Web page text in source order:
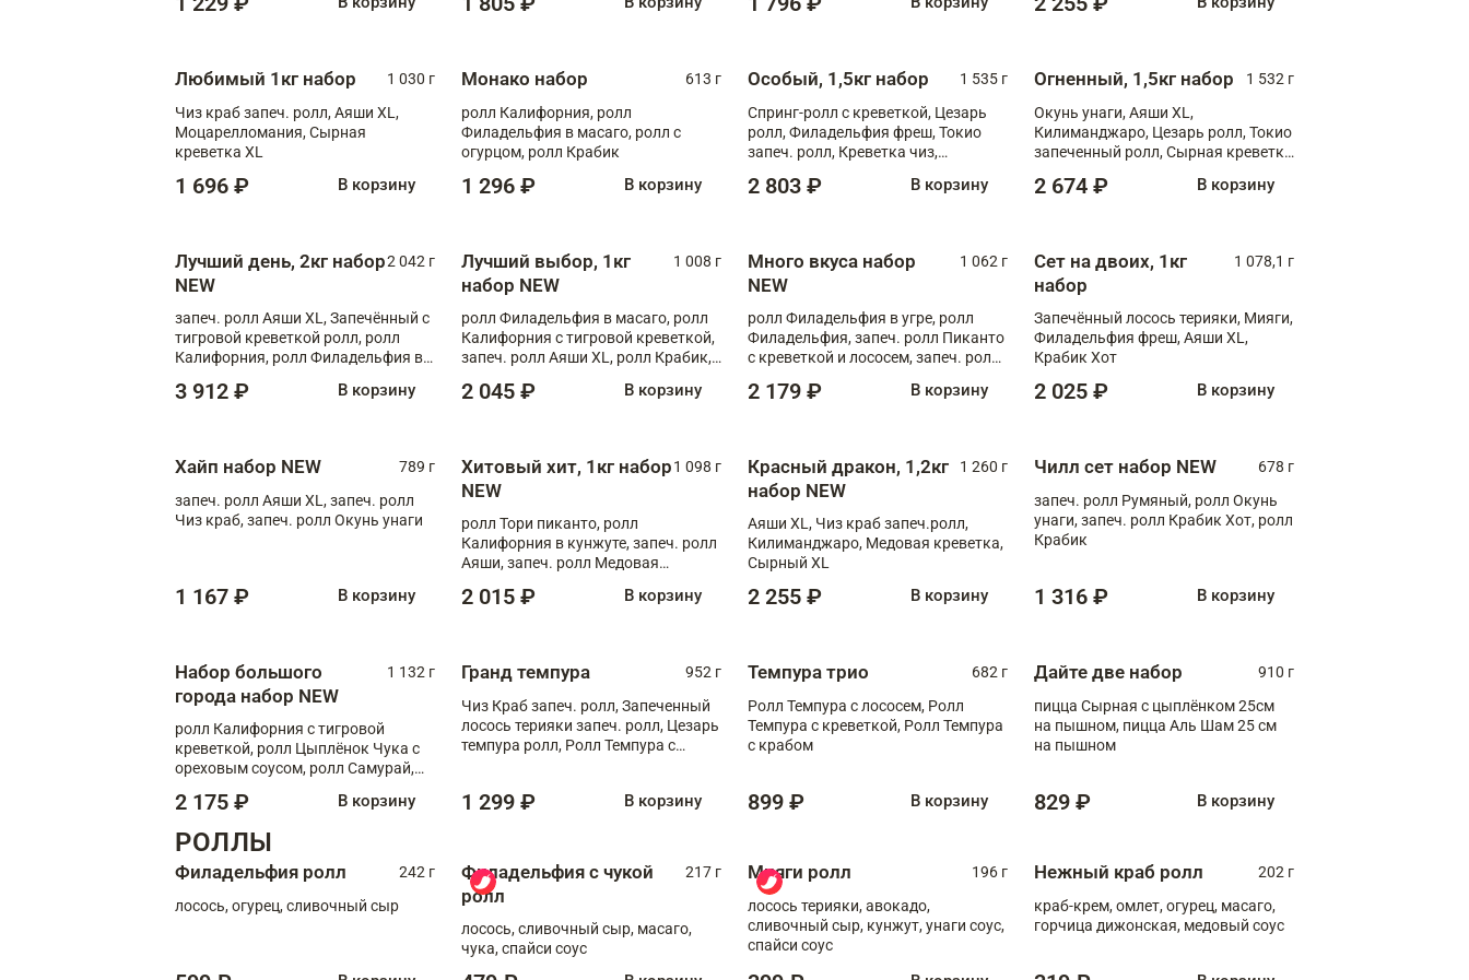
XL, запеч. ролл Крабик Хот
Любимый 1кг набор
1 030 г
Чиз краб запеч. ролл, Аяши XL,
Моцарелломания, Сырная
креветка XL
1 696 ₽ В корзину
Монако набор
613 г
ролл Калифорния, ролл
Филадельфия в масаго, ролл с
огурцом, ролл Крабик
1 296 ₽ В корзину
Особый, 1,5кг набор
1 535 г
Спринг-ролл с креветкой, Цезарь
ролл, Филадельфия фреш, Токио
запеч. ролл, Креветка чиз,
Флорида
2 803 ₽ В корзину
Огненный, 1,5кг набор
1 532 г
Окунь унаги, Аяши XL,
Килиманджаро, Цезарь ролл, Токио
запеченный ролл, Сырная креветка
2 674 ₽ В корзину
Лучший день, 2кг набор
NEW
2 042 г
запеч. ролл Аяши XL, Запечённый с
тигровой креветкой ролл, ролл
Калифорния, ролл Филадельфия в
запеч. ролл Моцарелломания, ролл
3 912 ₽ В корзину
Лучший выбор, 1кг
набор NEW
1 008 г
ролл Филадельфия в масаго, ролл
Калифорния с тигровой креветкой,
запеч. ролл Аяши XL, ролл Крабик,
2 045 ₽ В корзину
Много вкуса набор
NEW
1 062 г
ролл Филадельфия в угре, ролл
Филадельфия, запеч. ролл Пиканто
с креветкой и лососем, запеч. ролл
2 179 ₽ В корзину
Сет на двоих, 1кг
набор
1 078,1 г
Запечённый лосось терияки, Мияги,
Филадельфия фреш, Аяши XL,
Крабик Хот
2 025 ₽ В корзину
Хайп набор NEW
789 г
запеч. ролл Аяши XL, запеч. ролл
Чиз краб, запеч. ролл Окунь унаги
1 167 ₽ В корзину
Хитовый хит, 1кг набор
NEW
1 098 г
ролл Тори пиканто, ролл
Калифорния в кунжуте, запеч. ролл
Аяши, запеч. ролл Медовая
чукой
2 015 ₽ В корзину
Красный дракон, 1,2кг
набор NEW
1 260 г
Аяши XL, Чиз краб запеч.ролл,
Килиманджаро, Медовая креветка,
Сырный XL
2 255 ₽ В корзину
Чилл сет набор NEW
678 г
запеч. ролл Румяный, ролл Окунь
унаги, запеч. ролл Крабик Хот, ролл
Крабик
1 316 ₽ В корзину
Набор большого
города набор NEW
1 132 г
ролл Калифорния с тигровой
креветкой, ролл Цыплёнок Чука с
ореховым соусом, ролл Самурай,
ролл с крабом
2 175 ₽ В корзину
Гранд темпура
952 г
Чиз Краб запеч. ролл, Запеченный
лосось терияки запеч. ролл, Цезарь
темпура ролл, Ролл Темпура с
1 299 ₽ В корзину
Темпура трио
682 г
Ролл Темпура с лососем, Ролл
Темпура с креветкой, Ролл Темпура
с крабом
899 ₽ В корзину
Дайте две набор
910 г
пицца Сырная с цыплёнком 25см
на пышном, пицца Аль Шам 25 см
на пышном
829 ₽ В корзину
РОЛЛЫ
Филадельфия ролл
242 г
лосось, огурец, сливочный сыр
Филадельфия с чукой
ролл
217 г
лосось, сливочный сыр, масаго,
чука, спайси соус
Мияги ролл
196 г
лосось терияки, авокадо,
сливочный сыр, кунжут, унаги соус,
спайси соус
Нежный краб ролл
202 г
краб-крем, омлет, огурец, масаго,
горчица дижонская, медовый соус